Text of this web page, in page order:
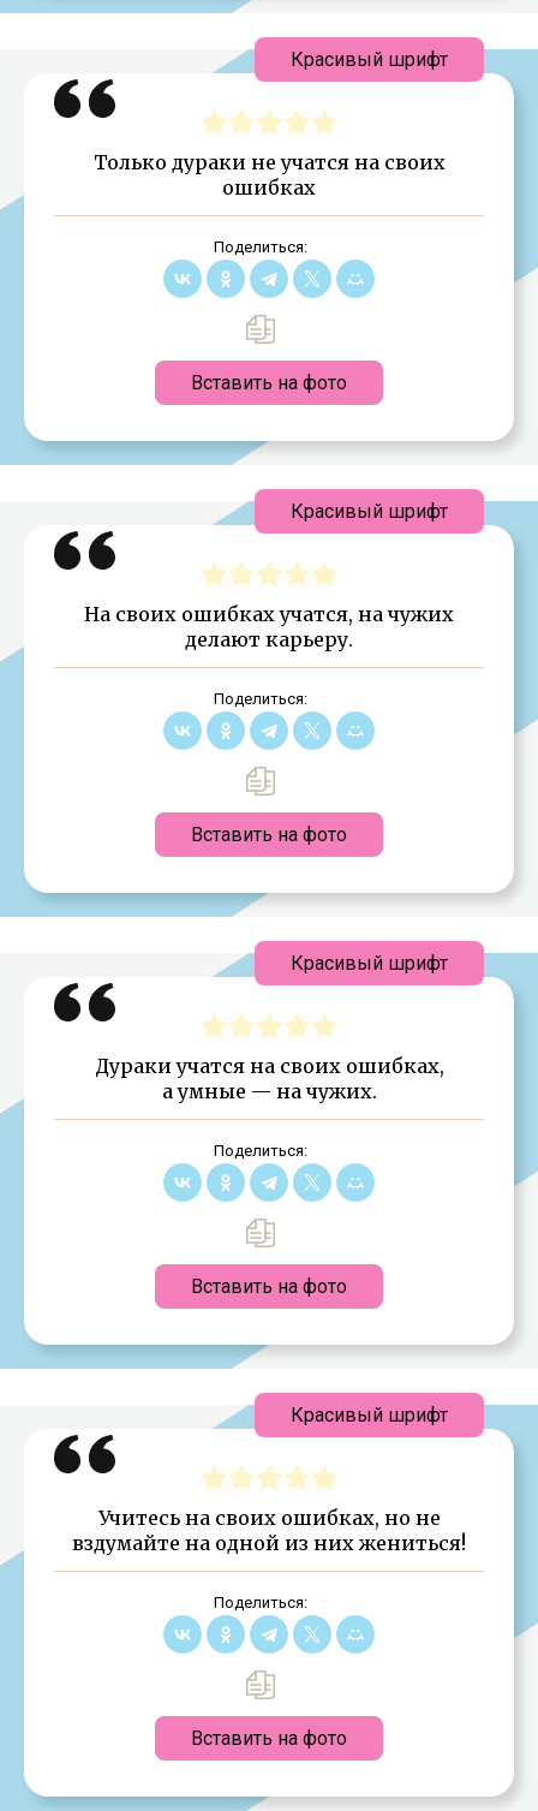
Только дураки не учатся на своих
ошибках
Поделиться:
Вставить на фото
Красивый шрифт
На своих ошибках учатся, на чужих
делают карьеру.
Поделиться:
Вставить на фото
Красивый шрифт
Дураки учатся на своих ошибках,
а умные — на чужих.
Поделиться:
Вставить на фото
Красивый шрифт
Учитесь на своих ошибках, но не
вздумайте на одной из них жениться!
Поделиться:
Вставить на фото
Красивый шрифт